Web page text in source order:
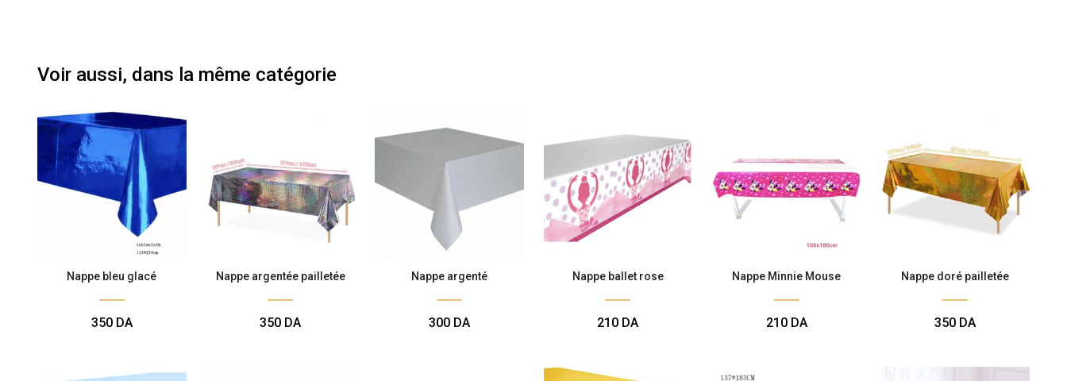
Voir aussi, dans la même catégorie
Nappe bleu glacé
350 DA
Nappe argentée pailletée
350 DA
Nappe argenté
300 DA
Nappe ballet rose
210 DA
Nappe Minnie Mouse
210 DA
Nappe doré pailletée
350 DA